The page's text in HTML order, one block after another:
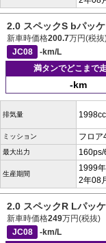
2.0 スペックS bパッ
新車時価格200.7万円(税抜
JC08
-km/L
満タンでどこまで
-km
排気量 1998cc
ミッション フロア
最大出力
生産期間
1999
2年08
2.0 スペックR Lパッ
新車時価格249万円(税抜)
JC08
-km/L